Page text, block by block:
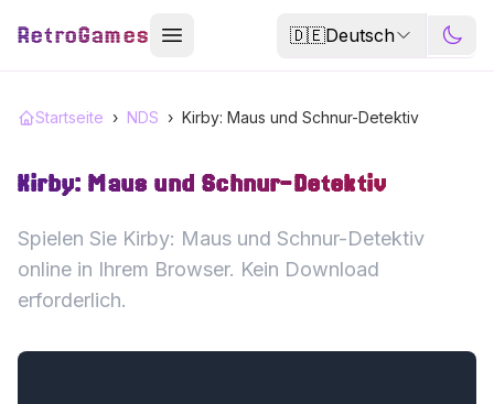
RetroGames 🇩🇪Deutsch
Startseite › NDS › Kirby: Maus und Schnur-Detektiv
Kirby: Maus und Schnur-Detektiv
Spielen Sie Kirby: Maus und Schnur-Detektiv
online in Ihrem Browser. Kein Download
erforderlich.